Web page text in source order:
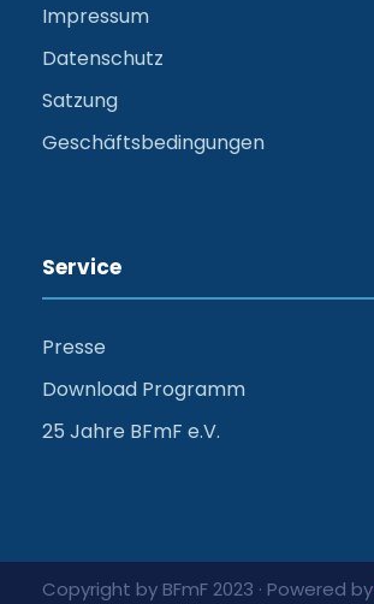
Impressum
Datenschutz
Satzung
Geschäftsbedingungen
Service
Presse
Download Programm
25 Jahre BFmF e.V.
Copyright by BFmF 2023 · Powered by